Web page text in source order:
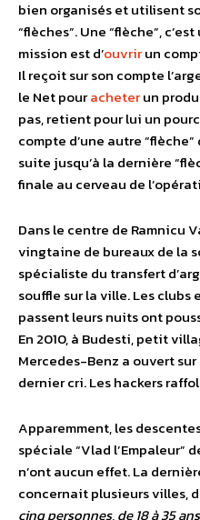
bien organisés et utilisent
“flèches”. Une “flèche”,
mission est d’ouvrirun
Il reçoit sur son compte
le Net pouracheterun
pas, retient pour lui un
compte d’une autre
suite jusqu’à la dernière
finale au cerveau de
Dans le centre de Ramnicu
vingtaine de bureaux de la
spécialiste du transfert
souffle sur la ville. Les clubs
passent leurs nuits ont
En 2010, à Budesti, petit
Mercedes-Benz a ouvert sur
dernier cri. Les hackers
Apparemment, les
spéciale “Vlad l’Empaleur”
n’ont aucun effet. La
concernait plusieurs villes,
cinq personnes, de 18 à 35